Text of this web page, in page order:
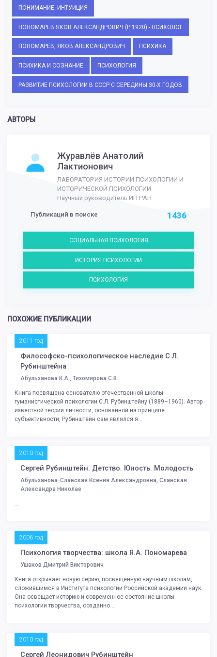
ПОНИМАНИЕ. ИНТУИЦИЯ
ПОНОМАРЕВ ЯКОВ АЛЕКСАНДРОВИЧ (Р.1920) - ПСИХОЛОГ
ПОНОМАРЕВ, ЯКОВ АЛЕКСАНДРОВИЧ ПСИХИКА
ПСИХИКА И СОЗНАНИЕ ПСИХОЛОГИЯ
РАЗВИТИЕ ПСИХОЛОГИИ В СССР С СЕРЕДИНЫ 30-Х ГОДОВ
АВТОРЫ
Журавлёв Анатолий
Лактионович
ЛАБОРАТОРИЯ ИСТОРИИ ПСИХОЛОГИИ И
ИСТОРИЧЕСКОЙ ПСИХОЛОГИИ
Научный руководитель ИП РАН
Публикаций в поиске 1436
СОЦИАЛЬНАЯ ПСИХОЛОГИЯ
ИСТОРИЯ ПСИХОЛОГИИ
ПСИХОЛОГИЯ
ПОХОЖИЕ ПУБЛИКАЦИИ
2011 год
Философско-психологическое наследие С.Л.
Рубинштейна
Абульханова К.А., Тихомирова С.В.
Книга посвящена основателю отечественной школы
гуманистической психологии С.Л. Рубинштейну (1889–1960). Автор
известной теории личности, основанной на принципе
субъективности, Рубинштейн сам являлся я...
2010 год
Сергей Рубинштейн. Детство. Юность. Молодость
Абульханова-Славская Ксения Александровна, Славская
Александра Николае
2006 год
Психология творчества: школа Я.А. Пономарева
Ушаков Дмитрий Викторович
Книга открывает новую серию, посвященную научным школам,
сложившимся в Институте психологии Российской академии наук.
Она освещает историю и современное состояние школы
психологии творчества, созданно...
2010 год
Сергей Леонидович Рубинштейн